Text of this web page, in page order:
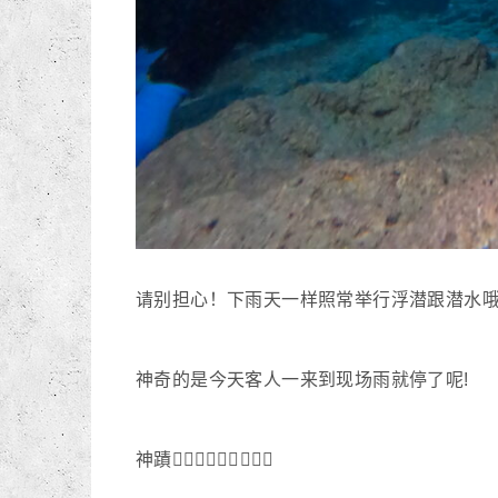
请别担心！下雨天一样照常举行浮潜跟潜水
神奇的是今天客人一来到现场雨就停了呢!
神蹟🙇🏻‍♂️🙇🏻‍♂️🙇🏻‍♂️